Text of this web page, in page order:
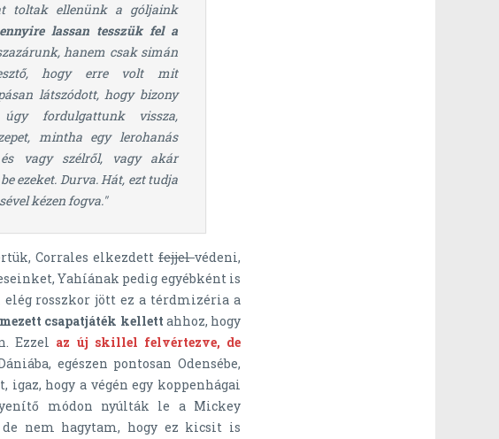
toltak ellenünk a góljaink
lassan tesszük fel a
hanem csak simán
hogy erre volt mit
látszódott, hogy bizony
fordulgattunk vissza,
mintha egy lerohanás
vagy szélről, vagy akár
ezeket. Durva. Hát, ezt tudja
kézen fogva."
Corrales elkezdett fejjelvédeni,
Yahíának pedig egyébként is
rosszkor jött ez a térdmizéria a
csapatjáték kellett ahhoz, hogy
Ezzel az új skillel felvértezve, de
egészen pontosan Odensébe,
hogy a végén egy koppenhágai
módon nyúlták le a Mickey
de nem hagytam, hogy ez kicsit is